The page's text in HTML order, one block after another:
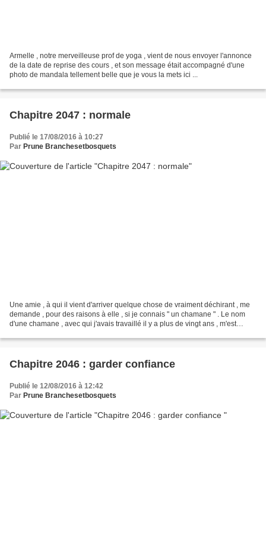
Armelle , notre merveilleuse prof de yoga , vient de nous envoyer l'annonce
de la date de reprise des cours , et son message était accompagné d'une
photo de mandala tellement belle que je vous la mets ici ...
Chapitre 2047 : normale
Publié le 17/08/2016 à 10:27
Par Prune Branchesetbosquets
Une amie , à qui il vient d'arriver quelque chose de vraiment déchirant , me
demande , pour des raisons à elle , si je connais " un chamane " . Le nom
d'une chamane , avec qui j'avais travaillé il y a plus de vingt ans , m'est
Chapitre 2046 : garder confiance
Publié le 12/08/2016 à 12:42
Par Prune Branchesetbosquets